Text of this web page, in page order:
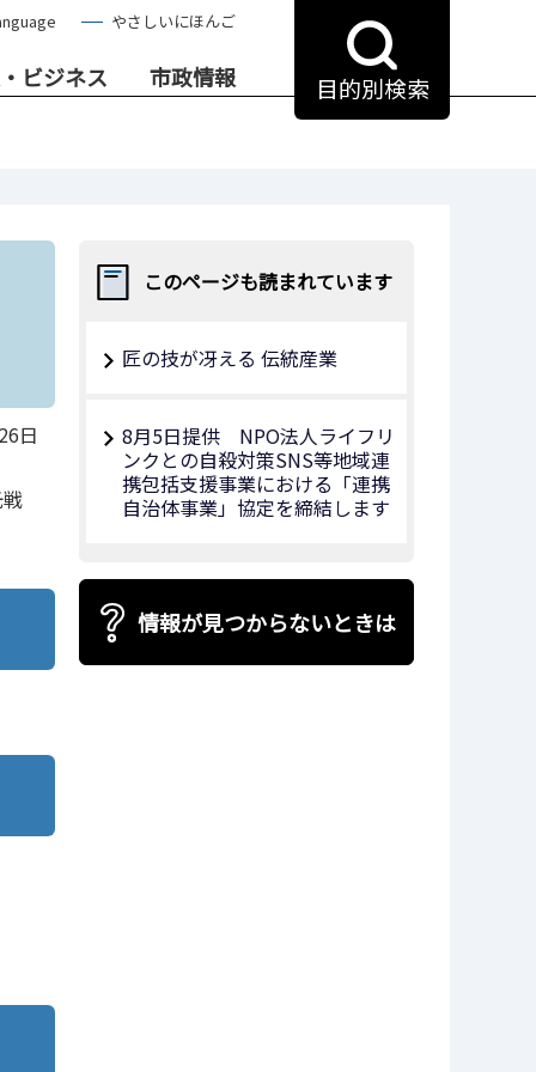
やさしいにほんご
ビジネス 市政情報 目的別検索
日
このページも読まれています
匠の技が冴える 伝統産業
8月5日提供 NPO法人ライフリ
ンクとの自殺対策SNS等地域連
携包括支援事業における「連携
自治体事業」協定を締結します
情報が見つからないときは